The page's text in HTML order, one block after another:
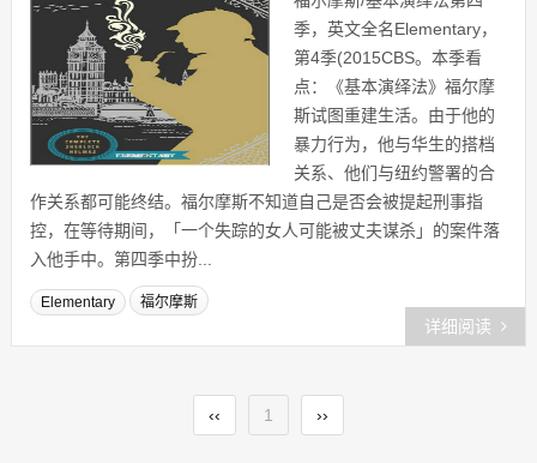
季，英文全名Elementary，
第4季(2015CBS。本季看
点：《基本演绎法》福尔摩
斯试图重建生活。由于他的
暴力行为，他与华生的搭档
关系、他们与纽约警署的合
作关系都可能终结。福尔摩斯不知道自己是否会被提起刑事指
控，在等待期间，「一个失踪的女人可能被丈夫谋杀」的案件落
入他手中。第四季中扮...
Elementary 福尔摩斯
详细阅读
‹‹ 1 ››